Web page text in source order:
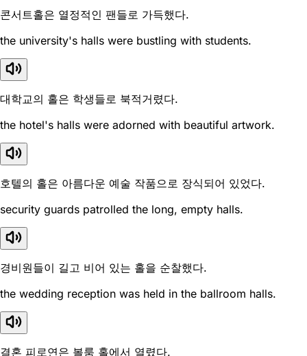
콘서트홀은 열정적인 팬들로 가득했다.
the university's halls were bustling with students.
대학교의 홀은 학생들로 북적거렸다.
the hotel's halls were adorned with beautiful artwork.
호텔의 홀은 아름다운 예술 작품으로 장식되어 있었다.
security guards patrolled the long, empty halls.
경비원들이 길고 비어 있는 홀을 순찰했다.
the wedding reception was held in the ballroom halls.
결혼 피로연은 볼룸 홀에서 열렸다.